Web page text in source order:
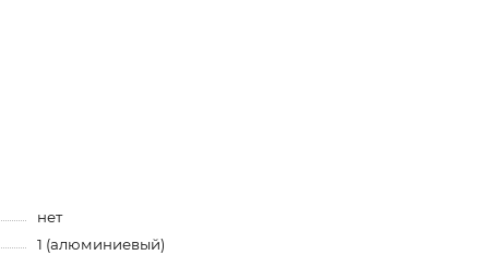
нет
1 (алюминиевый)